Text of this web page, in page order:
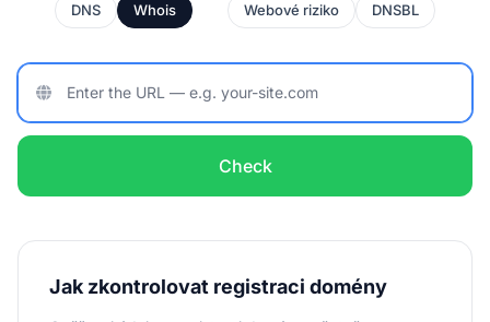
DNS Whois Webové riziko DNSBL
Check
Jak zkontrolovat registraci domény